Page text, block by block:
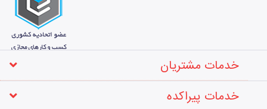
خدمات مشتریان
خدمات پیراکده